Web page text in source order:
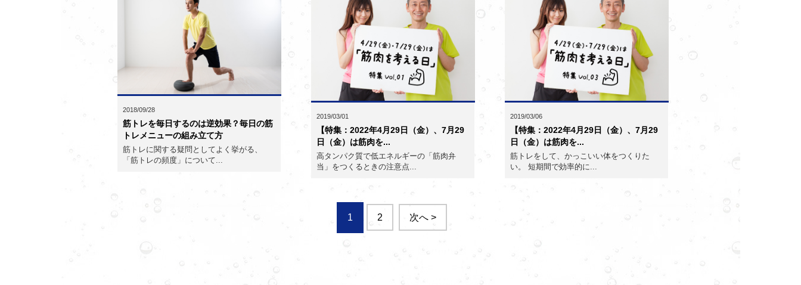
2018/09/28
筋トレを毎日するのは逆効果？毎日の筋
トレメニューの組み立て方
筋トレに関する疑問としてよく挙がる、
「筋トレの頻度」について...
2019/03/01
【特集：2022年4月29日（金）、7月29
日（金）は筋肉を...
高タンパク質で低エネルギーの「筋肉弁
当」をつくるときの注意点...
2019/03/06
【特集：2022年4月29日（金）、7月29
日（金）は筋肉を...
筋トレをして、かっこいい体をつくりた
い。 短期間で効率的に...
1 2 次へ >